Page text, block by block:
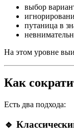
выбор
путаница в
На этом уровне
Как
Есть два подхода:
🔹